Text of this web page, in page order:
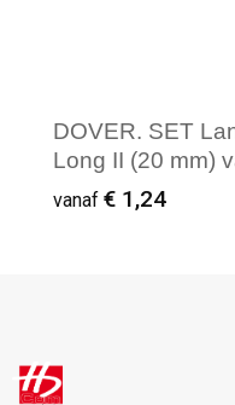
DOVER. SET
Long II (20 mm)
(100% rPET)
veiligheidssluiting
vanaf € 1,24